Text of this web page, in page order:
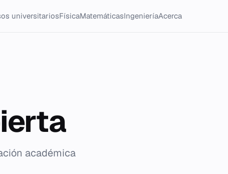
universitariosFísicaMatemáticasIngenieríaAcerca
académica